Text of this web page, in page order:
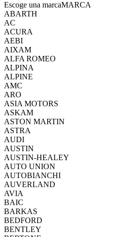
Escoge una marcaMARCA
ABARTH
AC
ACURA
AEBI
AIXAM
ALFA ROMEO
ALPINA
ALPINE
AMC
ARO
ASIA MOTORS
ASKAM
ASTON MARTIN
ASTRA
AUDI
AUSTIN
AUSTIN-HEALEY
AUTO UNION
AUTOBIANCHI
AUVERLAND
AVIA
BAIC
BARKAS
BEDFORD
BENTLEY